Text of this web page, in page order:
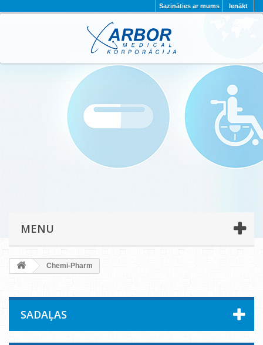
Ienākt
Sazināties ar mums
PAR MUMS PROJEKTI
KONTAKTI
PRIVĀTUMA POLITIKA
MENU
Chemi-Pharm
SADAĻAS